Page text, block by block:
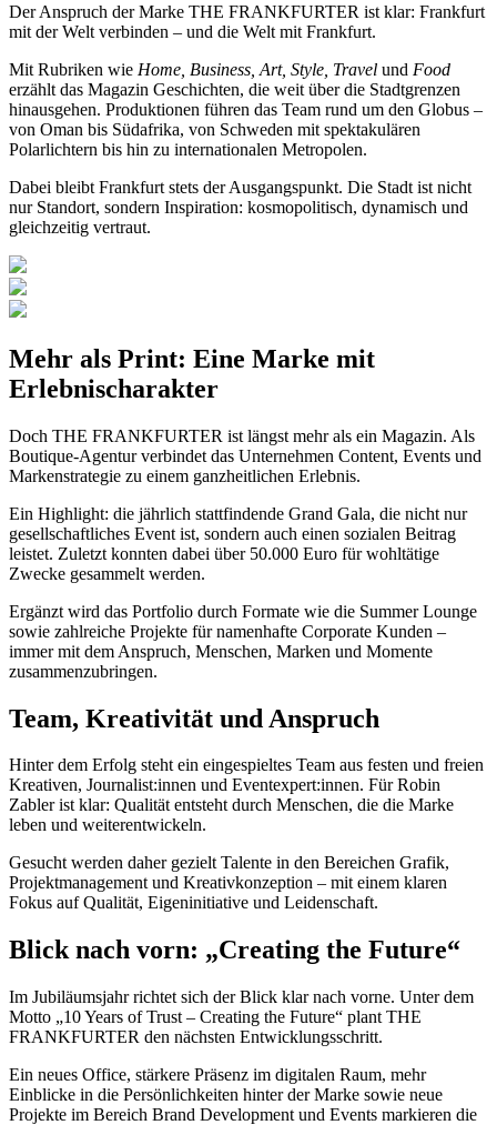
Der Anspruch der Marke THE FRANKFURTER ist klar: Frankfurt
mit der Welt verbinden – und die Welt mit Frankfurt.
Mit Rubriken wie Home, Business, Art, Style, Travel und Food
erzählt das Magazin Geschichten, die weit über die Stadtgrenzen
hinausgehen. Produktionen führen das Team rund um den Globus –
von Oman bis Südafrika, von Schweden mit spektakulären
Polarlichtern bis hin zu internationalen Metropolen.
Dabei bleibt Frankfurt stets der Ausgangspunkt. Die Stadt ist nicht
nur Standort, sondern Inspiration: kosmopolitisch, dynamisch und
gleichzeitig vertraut.
Mehr als Print: Eine Marke mit
Erlebnischarakter
Doch THE FRANKFURTER ist längst mehr als ein Magazin. Als
Boutique-Agentur verbindet das Unternehmen Content, Events und
Markenstrategie zu einem ganzheitlichen Erlebnis.
Ein Highlight: die jährlich stattfindende Grand Gala, die nicht nur
gesellschaftliches Event ist, sondern auch einen sozialen Beitrag
leistet. Zuletzt konnten dabei über 50.000 Euro für wohltätige
Zwecke gesammelt werden.
Ergänzt wird das Portfolio durch Formate wie die Summer Lounge
sowie zahlreiche Projekte für namenhafte Corporate Kunden –
immer mit dem Anspruch, Menschen, Marken und Momente
zusammenzubringen.
Team, Kreativität und Anspruch
Hinter dem Erfolg steht ein eingespieltes Team aus festen und freien
Kreativen, Journalist:innen und Eventexpert:innen. Für Robin
Zabler ist klar: Qualität entsteht durch Menschen, die die Marke
leben und weiterentwickeln.
Gesucht werden daher gezielt Talente in den Bereichen Grafik,
Projektmanagement und Kreativkonzeption – mit einem klaren
Fokus auf Qualität, Eigeninitiative und Leidenschaft.
Blick nach vorn: „Creating the Future“
Im Jubiläumsjahr richtet sich der Blick klar nach vorne. Unter dem
Motto „10 Years of Trust – Creating the Future“ plant THE
FRANKFURTER den nächsten Entwicklungsschritt.
Ein neues Office, stärkere Präsenz im digitalen Raum, mehr
Einblicke in die Persönlichkeiten hinter der Marke sowie neue
Projekte im Bereich Brand Development und Events markieren die